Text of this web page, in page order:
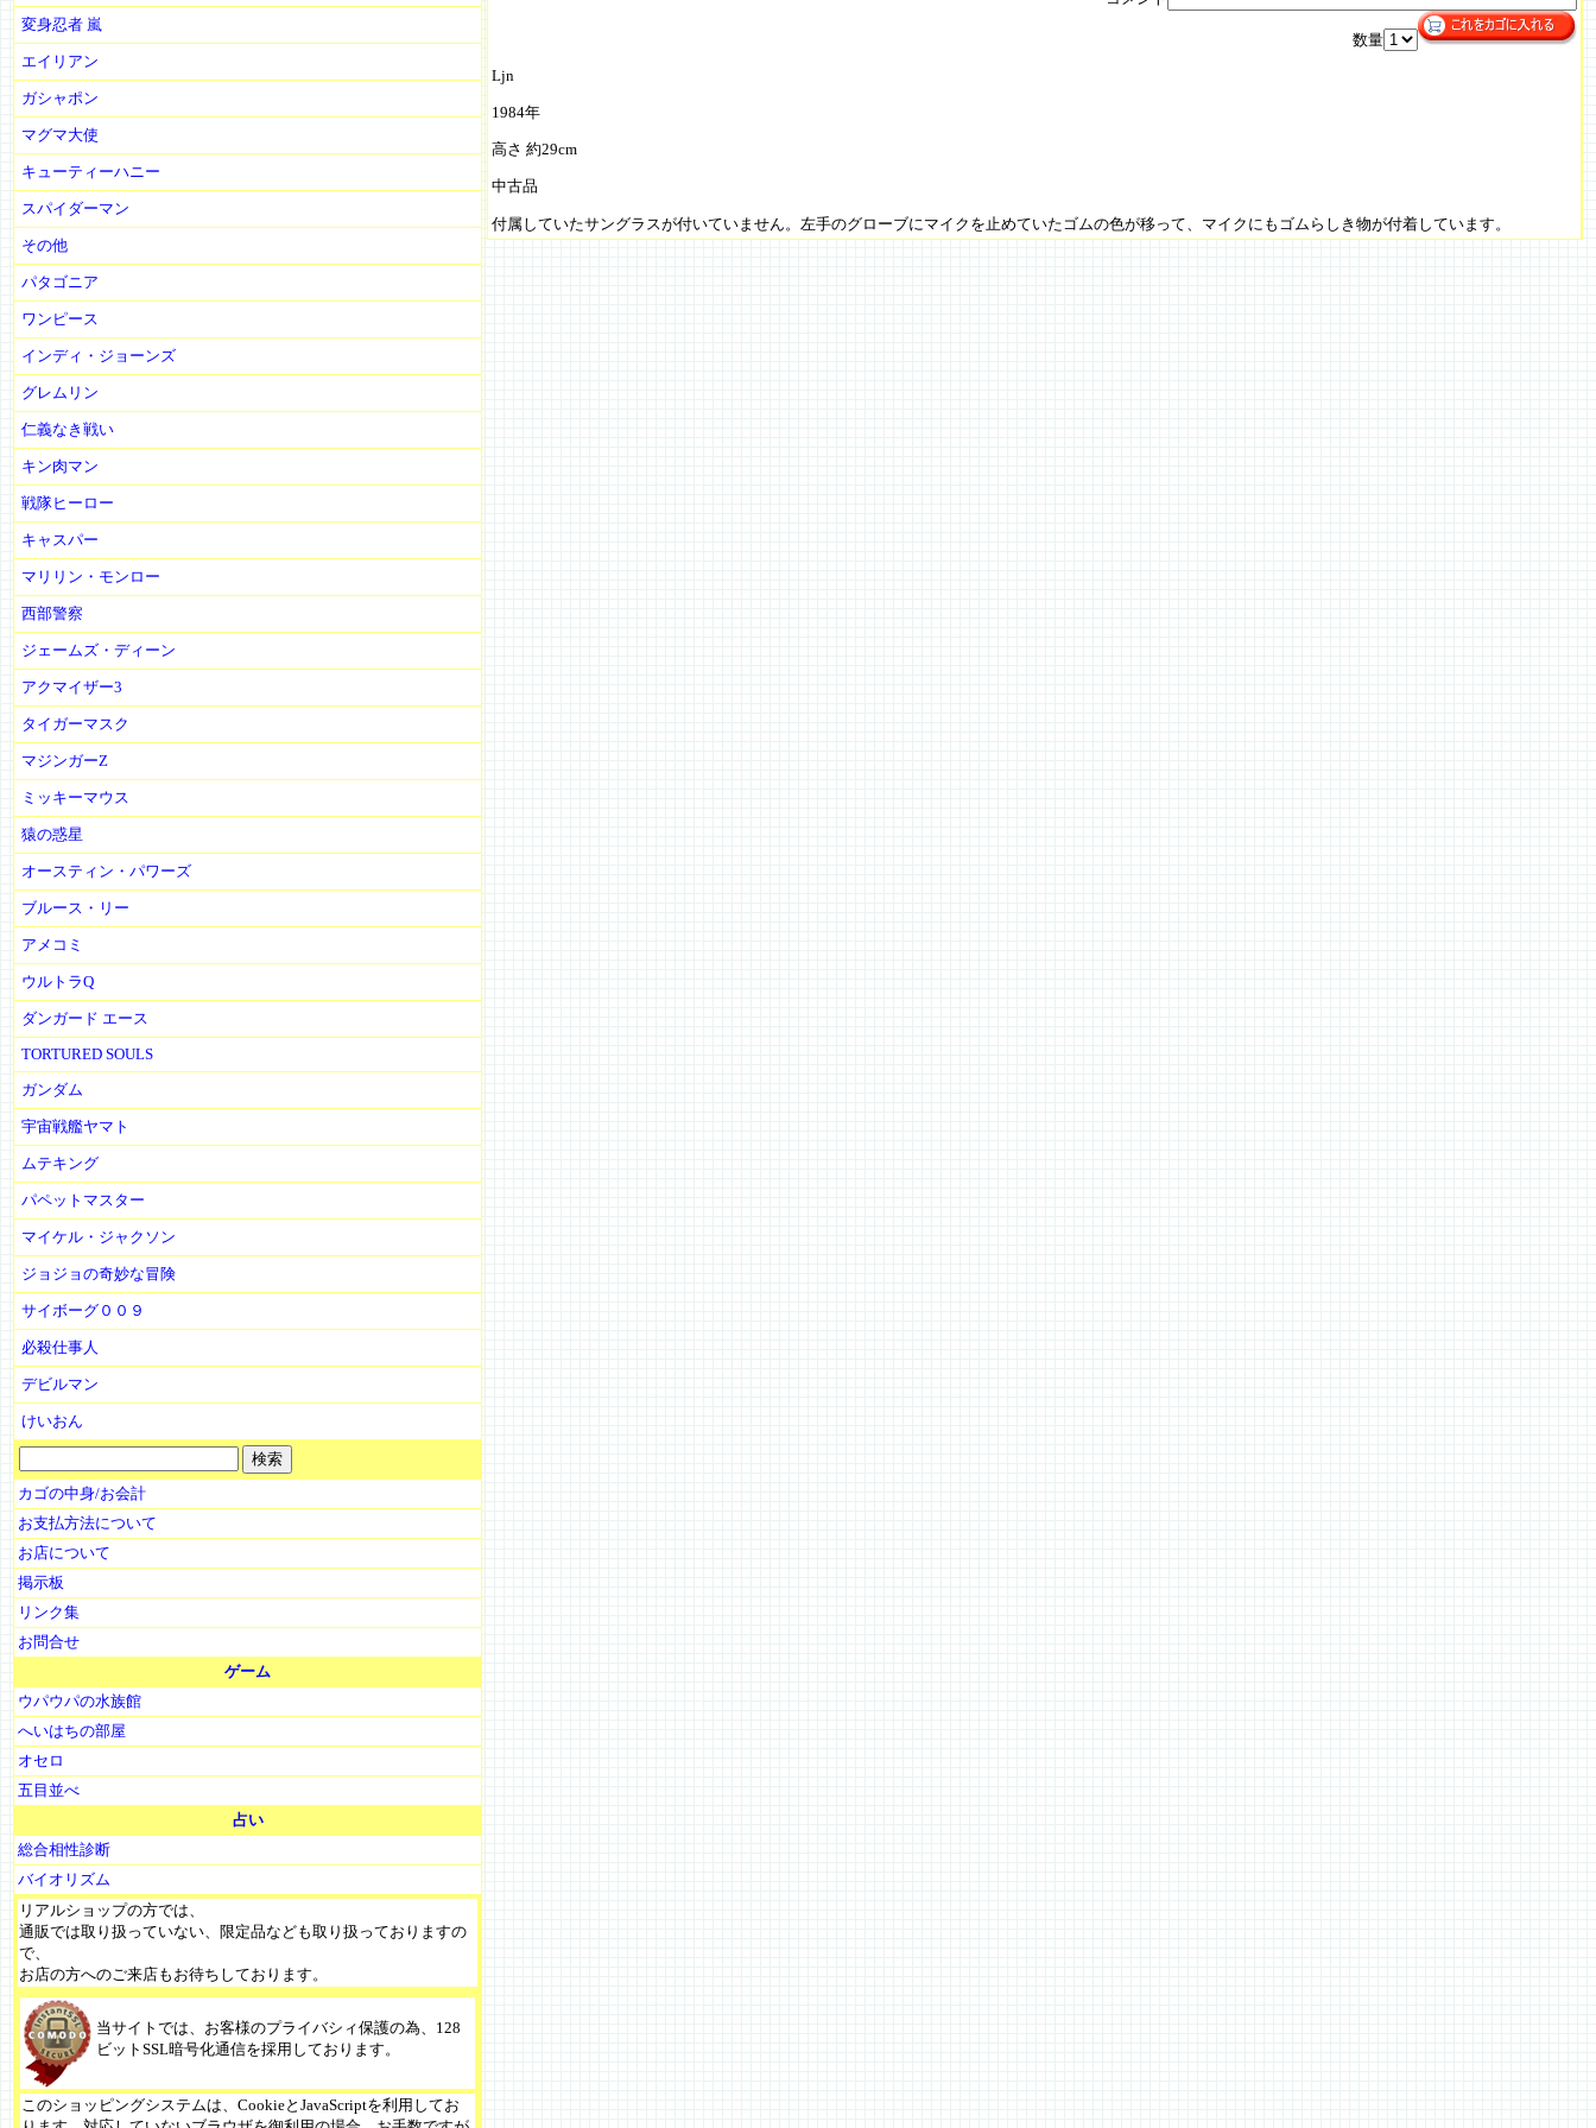
変身忍者 嵐
エイリアン
ガシャポン
マグマ大使
キューティーハニー
スパイダーマン
その他
パタゴニア
ワンピース
インディ・ジョーンズ
グレムリン
仁義なき戦い
キン肉マン
戦隊ヒーロー
キャスパー
マリリン・モンロー
西部警察
ジェームズ・ディーン
アクマイザー3
タイガーマスク
マジンガーZ
ミッキーマウス
猿の惑星
オースティン・パワーズ
ブルース・リー
アメコミ
ウルトラQ
ダンガード エース
TORTURED SOULS
ガンダム
宇宙戦艦ヤマト
ムテキング
パペットマスター
マイケル・ジャクソン
ジョジョの奇妙な冒険
サイボーグ００９
必殺仕事人
デビルマン
けいおん
カゴの中身/お会計
お支払方法について
お店について
掲示板
リンク集
お問合せ
ゲーム
ウパウパの水族館
へいはちの部屋
オセロ
五目並べ
占い
総合相性診断
バイオリズム
リアルショップの方では、
通販では取り扱っていない、限定品なども取り扱っておりますの
で、
お店の方へのご来店もお待ちしております。
当サイトでは、お客様のプライバシィ保護の為、128
ビットSSL暗号化通信を採用しております。
このショッピングシステムは、CookieとJavaScriptを利用してお
数量
Ljn
1984年
高さ 約29cm
中古品
付属していたサングラスが付いていません。左手のグローブにマイクを止めていたゴムの色が移って、マイクにもゴムらしき物が付着しています。